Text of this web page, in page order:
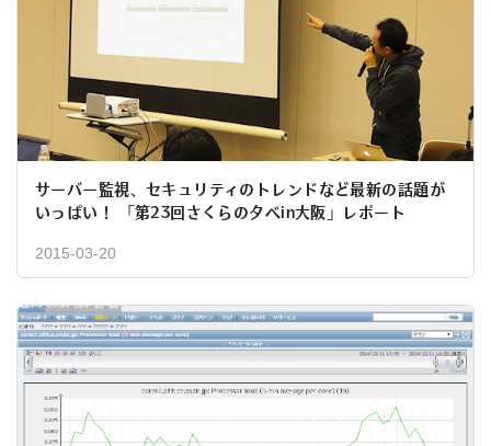
サーバー監視、セキュリティのトレンドなど最新の話題が
いっぱい！ 「第23回さくらの夕べin大阪」レポート
2015-03-20